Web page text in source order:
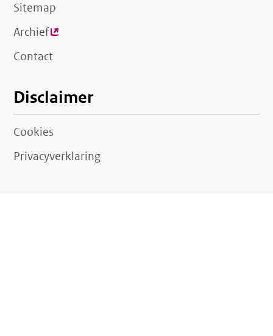
Sitemap
Archief(externe
link)
Contact
Disclaimer
Cookies
Privacyverklaring